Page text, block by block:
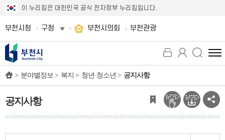
이 누리집은 대한민국 공식 전자정부 누리집입니다.
부천시청 구청 부천시의회 부천관광
전
체
뉴
보
기
> 분야별정보 > 복지 > 청년·청소년 > 공지사항
공지사항